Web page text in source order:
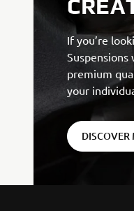
If you’re
premium
your
DISCOVER